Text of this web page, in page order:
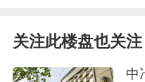
关注此楼盘也关注
中